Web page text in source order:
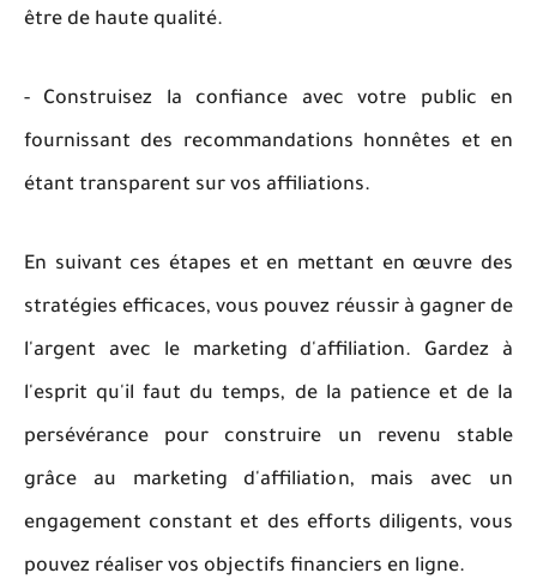
être de haute qualité.
- Construisez la confiance avec votre public en
fournissant des recommandations honnêtes et en
étant transparent sur vos affiliations.
En suivant ces étapes et en mettant en œuvre des
stratégies efficaces, vous pouvez réussir à gagner de
l'argent avec le marketing d'affiliation. Gardez à
l'esprit qu'il faut du temps, de la patience et de la
persévérance pour construire un revenu stable
grâce au marketing d'affiliation, mais avec un
engagement constant et des efforts diligents, vous
pouvez réaliser vos objectifs financiers en ligne.